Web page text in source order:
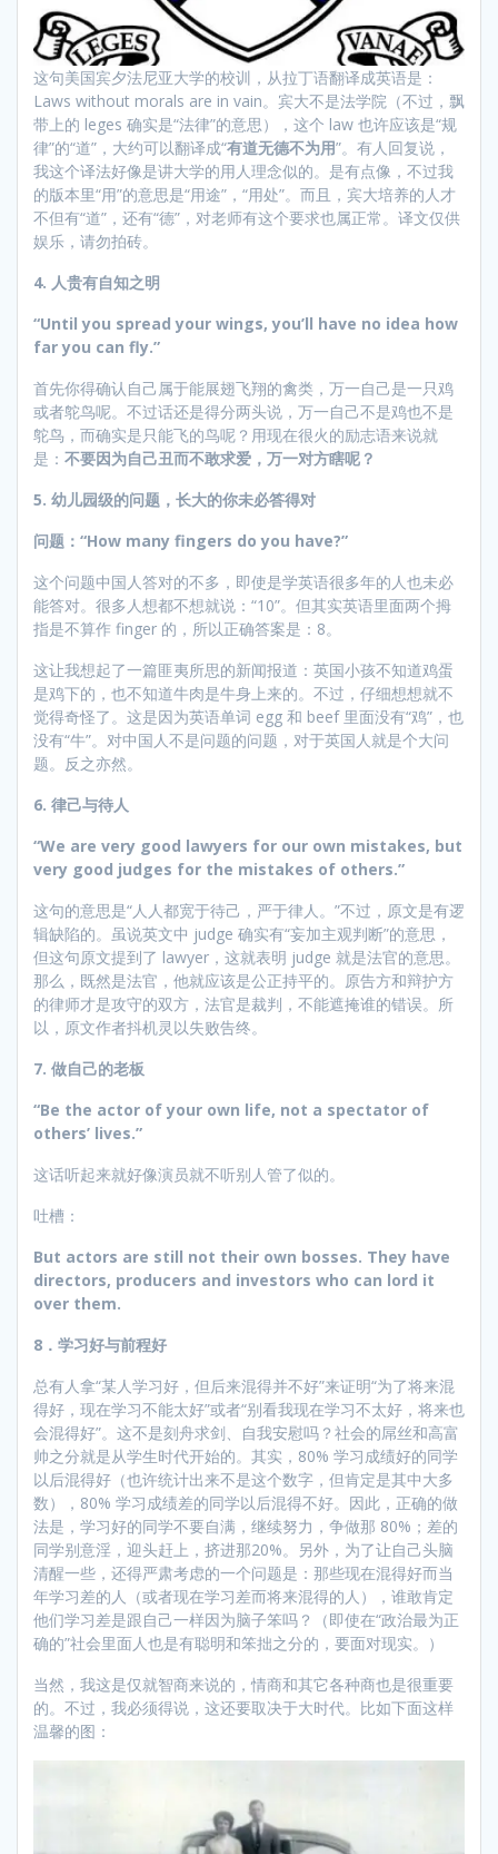
这句美国宾夕法尼亚大学的校训，从拉丁语翻译成英语是：
Laws without morals are in vain。宾大不是法学院（不过，飘
带上的 leges 确实是“法律”的意思），这个 law 也许应该是“规
律”的“道”，大约可以翻译成“有道无德不为用”。有人回复说，
我这个译法好像是讲大学的用人理念似的。是有点像，不过我
的版本里“用”的意思是“用途”，“用处”。而且，宾大培养的人才
不但有“道”，还有“德”，对老师有这个要求也属正常。译文仅供
娱乐，请勿拍砖。
4. 人贵有自知之明
“Until you spread your wings, you’ll have no idea how
far you can fly.”
首先你得确认自己属于能展翅飞翔的禽类，万一自己是一只鸡
或者鸵鸟呢。不过话还是得分两头说，万一自己不是鸡也不是
鸵鸟，而确实是只能飞的鸟呢？用现在很火的励志语来说就
是： 不要因为自己丑而不敢求爱，万一对方瞎呢？
5. 幼儿园级的问题，长大的你未必答得对
问题：“How many fingers do you have?”
这个问题中国人答对的不多，即使是学英语很多年的人也未必
能答对。很多人想都不想就说：“10”。但其实英语里面两个拇
指是不算作 finger 的，所以正确答案是：8。
这让我想起了一篇匪夷所思的新闻报道：英国小孩不知道鸡蛋
是鸡下的，也不知道牛肉是牛身上来的。不过，仔细想想就不
觉得奇怪了。这是因为英语单词 egg 和 beef 里面没有“鸡”，也
没有“牛”。对中国人不是问题的问题，对于英国人就是个大问
题。反之亦然。
6. 律己与待人
“We are very good lawyers for our own mistakes, but
very good judges for the mistakes of others.”
这句的意思是“人人都宽于待己，严于律人。”不过，原文是有逻
辑缺陷的。虽说英文中 judge 确实有“妄加主观判断”的意思，
但这句原文提到了 lawyer，这就表明 judge 就是法官的意思。
那么，既然是法官，他就应该是公正持平的。原告方和辩护方
的律师才是攻守的双方，法官是裁判，不能遮掩谁的错误。所
以，原文作者抖机灵以失败告终。
7. 做自己的老板
“Be the actor of your own life, not a spectator of
others’ lives.”
这话听起来就好像演员就不听别人管了似的。
吐槽：
But actors are still not their own bosses. They have
directors, producers and investors who can lord it
over them.
8 ．学习好与前程好
总有人拿“某人学习好，但后来混得并不好”来证明“为了将来混
得好，现在学习不能太好”或者“别看我现在学习不太好，将来也
会混得好”。这不是刻舟求剑、自我安慰吗？社会的屌丝和高富
帅之分就是从学生时代开始的。其实，80% 学习成绩好的同学
以后混得好（也许统计出来不是这个数字，但肯定是其中大多
数），80% 学习成绩差的同学以后混得不好。因此，正确的做
法是，学习好的同学不要自满，继续努力，争做那 80%；差的
同学别意淫，迎头赶上，挤进那20%。另外，为了让自己头脑
清醒一些，还得严肃考虑的一个问题是：那些现在混得好而当
年学习差的人（或者现在学习差而将来混得的人），谁敢肯定
他们学习差是跟自己一样因为脑子笨吗？（即使在“政治最为正
确的”社会里面人也是有聪明和笨拙之分的，要面对现实。）
当然，我这是仅就智商来说的，情商和其它各种商也是很重要
的。不过，我必须得说，这还要取决于大时代。比如下面这样
温馨的图：